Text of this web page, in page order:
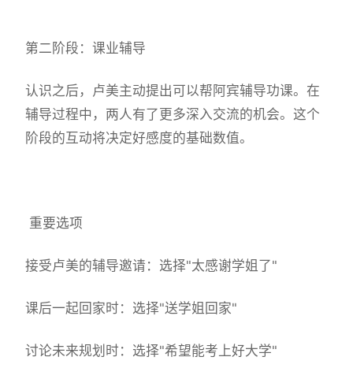
第二阶段：课业辅导
认识之后，卢美主动提出可以帮阿宾辅导功课。在
辅导过程中，两人有了更多深入交流的机会。这个
阶段的互动将决定好感度的基础数值。
重要选项
接受卢美的辅导邀请：选择"太感谢学姐了"
课后一起回家时：选择"送学姐回家"
讨论未来规划时：选择"希望能考上好大学"